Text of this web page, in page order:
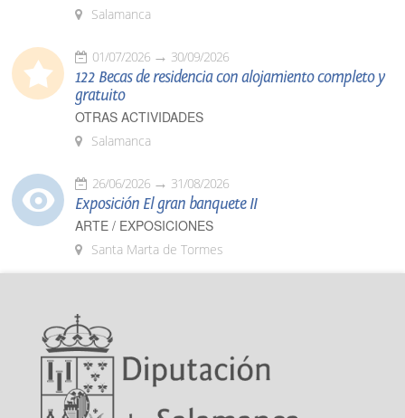
Salamanca
01/07/2026 30/09/2026
122 Becas de residencia con alojamiento completo y
gratuito
OTRAS ACTIVIDADES
Salamanca
26/06/2026 31/08/2026
Exposición El gran banquete II
ARTE / EXPOSICIONES
Santa Marta de Tormes